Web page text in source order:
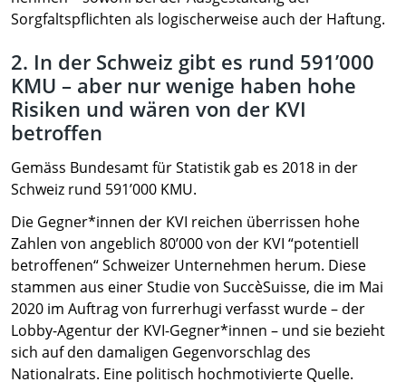
Sorgfaltspflichten als logischerweise auch der Haftung.
2. In der Schweiz gibt es rund 591’000
KMU – aber nur wenige haben hohe
Risiken und wären von der KVI
betroffen
Gemäss Bundesamt für Statistik gab es 2018 in der
Schweiz rund 591’000 KMU.
Die Gegner*innen der KVI reichen überrissen hohe
Zahlen von angeblich 80’000 von der KVI “potentiell
betroffenen“ Schweizer Unternehmen herum. Diese
stammen aus einer Studie von SuccèSuisse, die im Mai
2020 im Auftrag von furrerhugi verfasst wurde – der
Lobby-Agentur der KVI-Gegner*innen – und sie bezieht
sich auf den damaligen Gegenvorschlag des
Nationalrats. Eine politisch hochmotivierte Quelle.